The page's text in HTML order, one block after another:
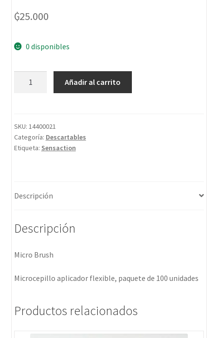
₲25.000
0 disponibles
Añadir al carrito
SKU: 14400021
Categoría: Descartables
Etiqueta: Sensaction
Descripción
Descripción
Micro Brush
Microcepillo aplicador flexible, paquete de 100 unidades
Productos relacionados